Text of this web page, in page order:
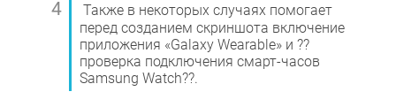
Также в некоторых случаях помогает
перед созданием скриншота включение
приложения «Galaxy Wearable» и ??
проверка подключения смарт-часов
Samsung Watch??.